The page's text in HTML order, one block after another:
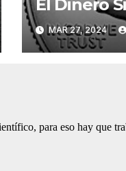
El Dinero
Pregunta:
Tendrán
MAR 27, 2024